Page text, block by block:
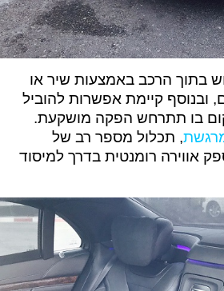
בתוך הרכב באמצעות שיר או
ובנוסף קיימת אפשרות להוביל
בו תתרחש הפקה מושקעת.
, תכלול מספר רב של
אווירה רומנטית בדרך למיסוד